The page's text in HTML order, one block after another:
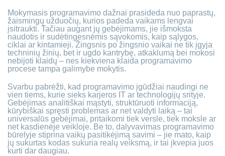
Mokymasis programavimo dažnai prasideda nuo paprastų,
žaismingų užduočių, kurios padeda vaikams lengvai
įsitraukti. Tačiau augant jų gebėjimams, jie išmoksta
naudotis ir sudėtingesnėmis sąvokomis, kaip sąlygos,
ciklai ar kintamieji. Žingsnis po žingsnio vaikai ne tik įgyja
techninių žinių, bet ir ugdo kantrybę, atkaklumą bei mokosi
nebijoti klaidų – nes kiekviena klaida programavimo
procese tampa galimybe mokytis.
Svarbu pabrėžti, kad programavimo įgūdžiai naudingi ne
vien tiems, kurie sieks karjeros IT ar technologijų srityje.
Gebėjimas analitiškai mąstyti, struktūruoti informaciją,
kūrybiškai spręsti problemas ar net valdyti laiką – tai
universalūs gebėjimai, pritaikomi tiek versle, tiek moksle ar
net kasdienėje veikloje. Be to, dalyvavimas programavimo
būrelyje stiprina vaikų pasitikėjimą savimi – jie mato, kaip
jų sukurtas kodas sukuria realų veiksmą, ir tai įkvepia juos
kurti dar daugiau.